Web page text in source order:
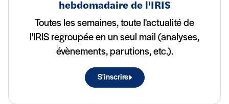
hebdomadaire de l'IRIS
Toutes les semaines, toute l'actualité de
l'IRIS regroupée en un seul mail (analyses,
évènements, parutions, etc.).
S'inscrire